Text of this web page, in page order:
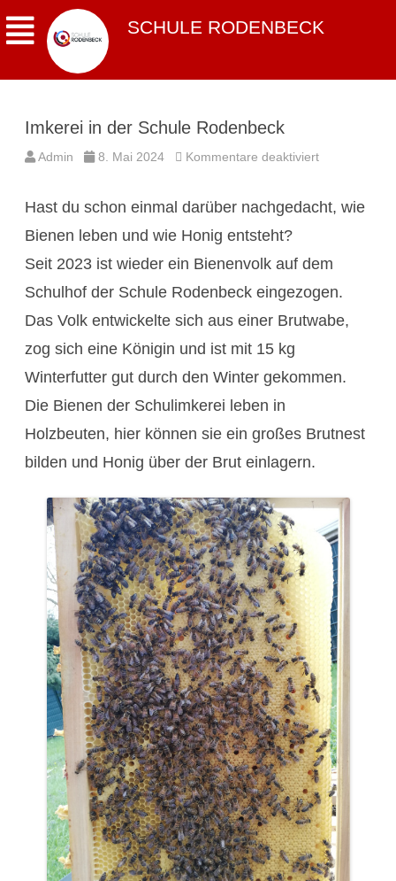
SCHULE RODENBECK
Imkerei in der Schule Rodenbeck
Admin 8. Mai 2024 Kommentare deaktiviertfür
Schule
Rodenbeck
Hast du schon einmal darüber nachgedacht, wie
Bienen leben und wie Honig entsteht?
Seit 2023 ist wieder ein Bienenvolk auf dem
Schulhof der Schule Rodenbeck eingezogen.
Das Volk entwickelte sich aus einer Brutwabe,
zog sich eine Königin und ist mit 15 kg
Winterfutter gut durch den Winter gekommen.
Die Bienen der Schulimkerei leben in
Holzbeuten, hier können sie ein großes Brutnest
bilden und Honig über der Brut einlagern.